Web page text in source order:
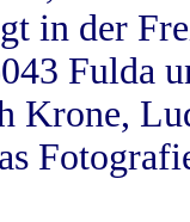
in der
Fulda
Krone,